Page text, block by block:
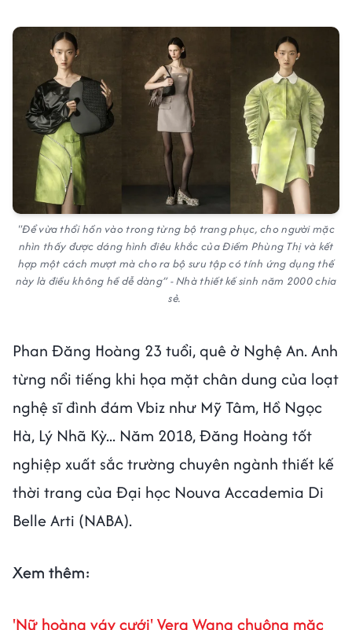
"Để vừa thổi hồn vào trong từng bộ trang phục, cho người mặc
nhìn thấy được dáng hình điêu khắc của Điềm Phùng Thị và kết
hợp một cách mượt mà cho ra bộ sưu tập có tính ứng dụng thế
này là điều không hề dễ dàng” - Nhà thiết kế sinh năm 2000 chia
sẻ.
Phan Đăng Hoàng 23 tuổi, quê ở Nghệ An. Anh
từng nổi tiếng khi họa mặt chân dung của loạt
nghệ sĩ đình đám Vbiz như Mỹ Tâm, Hồ Ngọc
Hà, Lý Nhã Kỳ... Năm 2018, Đăng Hoàng tốt
nghiệp xuất sắc trường chuyên ngành thiết kế
thời trang của Đại học Nouva Accademia Di
Belle Arti (NABA).
Xem thêm:
'Nữ hoàng váy cưới' Vera Wang chuộng mặc